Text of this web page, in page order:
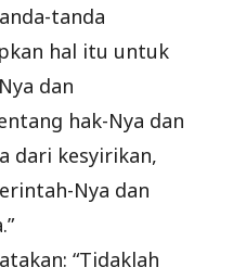
tanda
hal itu untuk
dan
hak-Nya dan
dari kesyirikan,
Nya dan
“Tidaklah